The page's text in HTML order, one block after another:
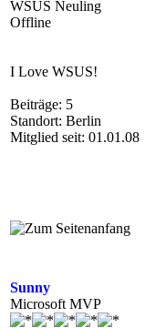
WSUS Neuling
Offline
I Love WSUS!
Beiträge: 5
Standort: Berlin
Mitglied seit: 01.01.08
Sunny
Microsoft MVP